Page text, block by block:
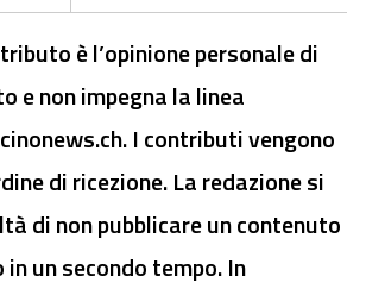
è l’opinione personale di
e non impegna la linea
I contributi vengono
di ricezione. La redazione si
di non pubblicare un contenuto
un secondo tempo. In